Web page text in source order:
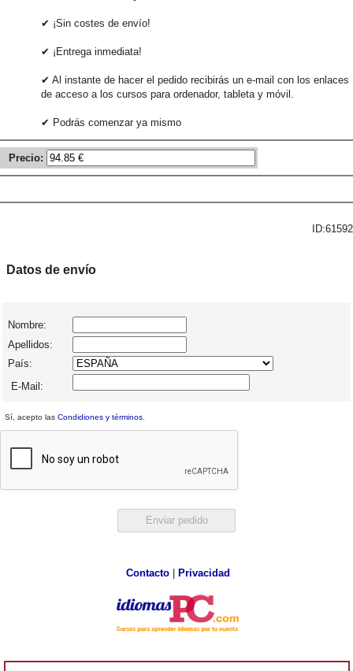
✔ ¡Sin costes de envío!
✔ ¡Entrega inmediata!
✔ Al instante de hacer el pedido recibirás un e-mail con los enlaces
de acceso a los cursos para ordenador, tableta y móvil.
✔ Podrás comenzar ya mismo
Precio:
ID:61592
Datos de envío
Nombre:
Apellidos:
País:
E-Mail:
Sí, acepto las Condidiones y términos
Contacto| Privacidad